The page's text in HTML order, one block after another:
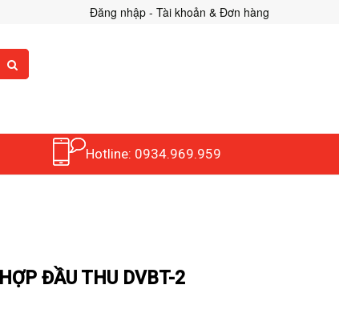
Đăng nhập - Tài khoản & Đơn hàng
Hotline: 0934.969.959
ĐẦU THU DVBT-2